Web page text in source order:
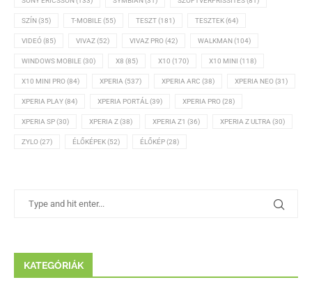
SZÍN(35) T-MOBILE (55) TESZT(181) TESZTEK(64)
VIDEÓ(85) VIVAZ(52) VIVAZ PRO(42) WALKMAN(104)
WINDOWS MOBILE (30) X8 (85) X10 (170) X10 MINI (118)
X10 MINI PRO(84) XPERIA (537) XPERIA ARC (38) XPERIA NEO(31)
XPERIA PLAY(84) XPERIA PORTÁL (39) XPERIA PRO(28)
XPERIA SP(30) XPERIA Z(38) XPERIA Z1 (36) XPERIA Z ULTRA (30)
ZYLO(27) ÉLŐKÉPEK(52) ÉLŐKÉP(28)
KATEGÓRIÁK